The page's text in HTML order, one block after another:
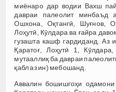
миёнаро дар водии Вахш
давраи палеолит минбаъд
Ошхона, Оқтангӣ, Шуғнов,
Лоҳутӣ, Кӯлдара ва ғайра
гузашта кашф гардиданд. Аз
Қаратоғ, Лоҳутӣ 1,
мутааллиқ ба давраи
қабл аз ин) мебошанд.
Аввалин бошишгоҳи